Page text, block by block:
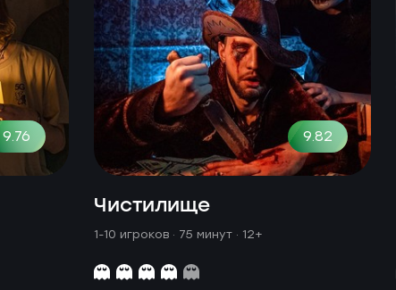
9.76 9.82
Чистилище
1-10 игроков · 75 минут · 12+